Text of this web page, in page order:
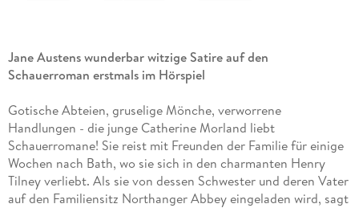
Jane Austens wunderbar witzige Satire auf den
Schauerroman erstmals im Hörspiel
Gotische Abteien, gruselige Mönche, verworrene
Handlungen - die junge Catherine Morland liebt
Schauerromane! Sie reist mit Freunden der Familie für einige
Wochen nach Bath, wo sie sich in den charmanten Henry
Tilney verliebt. Als sie von dessen Schwester und deren Vater
auf den Familiensitz Northanger Abbey eingeladen wird, sagt